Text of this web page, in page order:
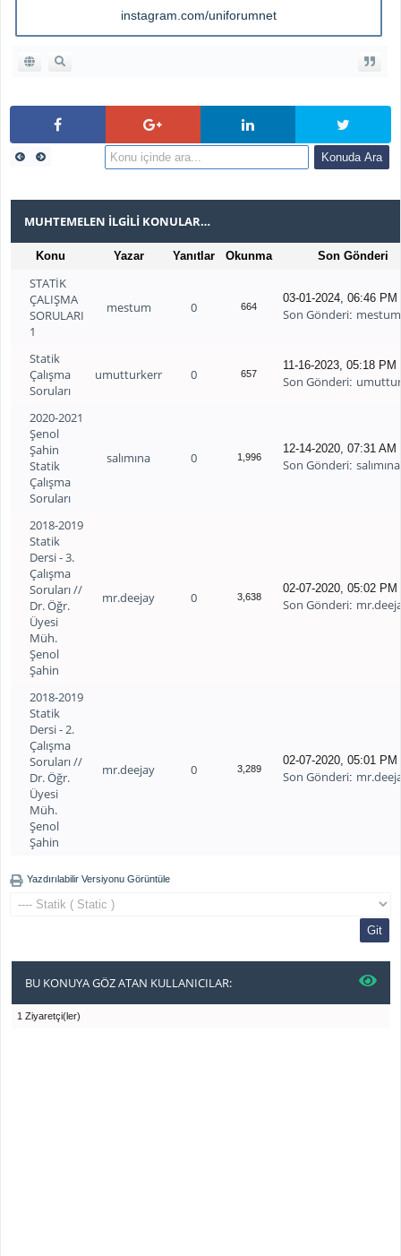
instagram.com/uniforumnet
MUHTEMELEN İLGILI KONULAR…
Konu Yazar Yanıtlar Okunma Son Gönderi
STATİK
ÇALIŞMA
SORULARI
1
mestum 0 664
03-01-2024, 06:46 PM
Son Gönderi: mestum
Statik
Çalışma
Soruları
umutturkerr 0 657
11-16-2023, 05:18 PM
Son Gönderi:
2020-2021
Şenol
Şahin
Statik
Çalışma
Soruları
salımına 0 1,996
12-14-2020, 07:31 AM
Son Gönderi:salımına
2018-2019
Statik
Dersi - 3.
Çalışma
Soruları //
Dr. Öğr.
Üyesi
Müh.
Şenol
Şahin
mr.deejay 0 3,638
02-07-2020, 05:02 PM
Son Gönderi:
2018-2019
Statik
Dersi - 2.
Çalışma
Soruları //
Dr. Öğr.
Üyesi
Müh.
Şenol
Şahin
mr.deejay 0 3,289
02-07-2020, 05:01 PM
Son Gönderi:
Yazdırılabilir Versiyonu Görüntüle
BU KONUYA GÖZ ATAN KULLANICILAR:
1 Ziyaretçi(ler)